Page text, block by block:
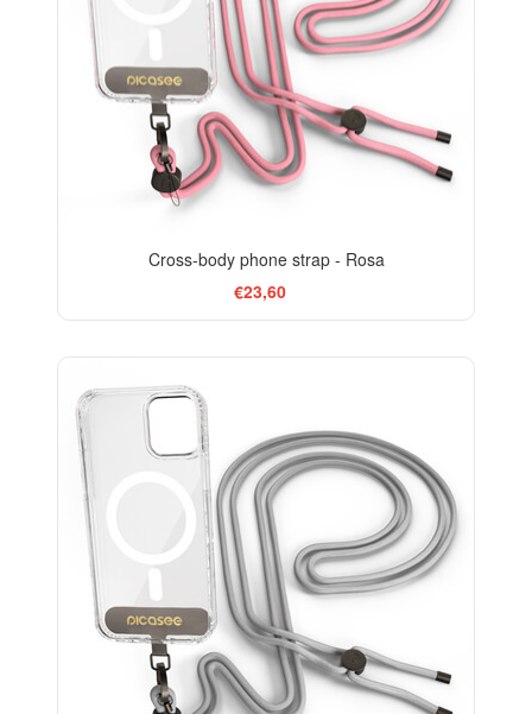
Cross-body phone strap - Rosa
€23,60